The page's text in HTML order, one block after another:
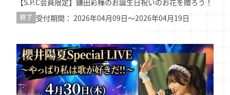
【S.P.C会員限定】鎌田彩樺のお誕生日祝いのお花を贈ろう！
終了 受付期間： 2026年04月09日〜2026年04月19日